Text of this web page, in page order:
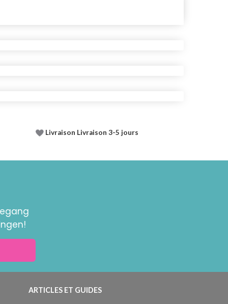
Livraison Livraison 3-5 jours
ARTICLES ET GUIDES